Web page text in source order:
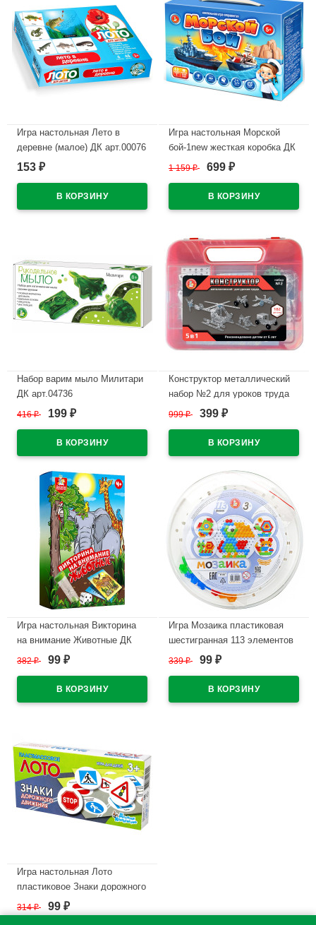
Игра настольная Лето в
деревне (малое) ДК арт.00076
В наличии
153 ₽
Игра настольная Морской
бой-1new жесткая коробка ДК
арт.02453
1 159₽ 699 ₽
Набор варим мыло Милитари
ДК арт.04736
В наличии
416₽ 199 ₽
Конструктор металлический
набор №2 для уроков труда
182 элемента ДК 5 в 1
арт.02455
999₽ 399 ₽
Игра настольная Викторина
на внимание Животные ДК
арт.05242
382₽ 99 ₽
Игра Мозаика пластиковая
шестигранная 113 элементов
ДК арт 02191
339₽ 99 ₽
Игра настольная Лото
пластиковое Знаки дорожного
движения ДК арт.00702
314₽ 99 ₽